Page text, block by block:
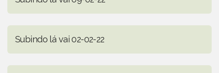
Subindo lá vai 02-02-22